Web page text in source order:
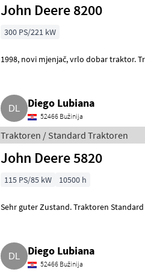
John Deere 8200
300 PS/221 kW
1998, novi mjenjač, vrlo
Diego Lubiana
52466 Bužinija
Traktoren / Standard Traktoren
John Deere 5820
115 PS/85 kW 10500 h
Sehr guter Zustand. Traktoren
Diego Lubiana
52466 Bužinija